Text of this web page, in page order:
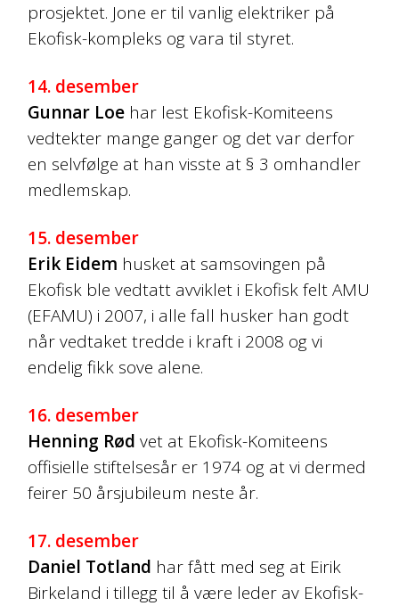
prosjektet. Jone er til vanlig elektriker på
Ekofisk-kompleks og vara til styret.
14. desember
Gunnar Loe har lest Ekofisk-Komiteens
vedtekter mange ganger og det var derfor
en selvfølge at han visste at § 3 omhandler
medlemskap.
15. desember
Erik Eidem husket at samsovingen på
Ekofisk ble vedtatt avviklet i Ekofisk felt AMU
(EFAMU) i 2007, i alle fall husker han godt
når vedtaket tredde i kraft i 2008 og vi
endelig fikk sove alene.
16. desember
Henning Rød vet at Ekofisk-Komiteens
offisielle stiftelsesår er 1974 og at vi dermed
feirer 50 årsjubileum neste år.
17. desember
Daniel Totland har fått med seg at Eirik
Birkeland i tillegg til å være leder av Ekofisk-